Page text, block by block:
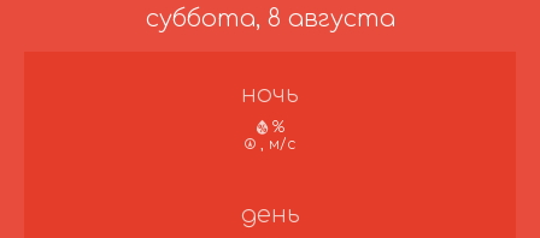
суббота, 8 августа
ночь
%
, м/с
день